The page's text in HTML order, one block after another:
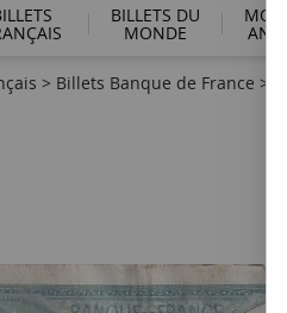
BILLETS DU
MONDE
> Billets Banque de France >